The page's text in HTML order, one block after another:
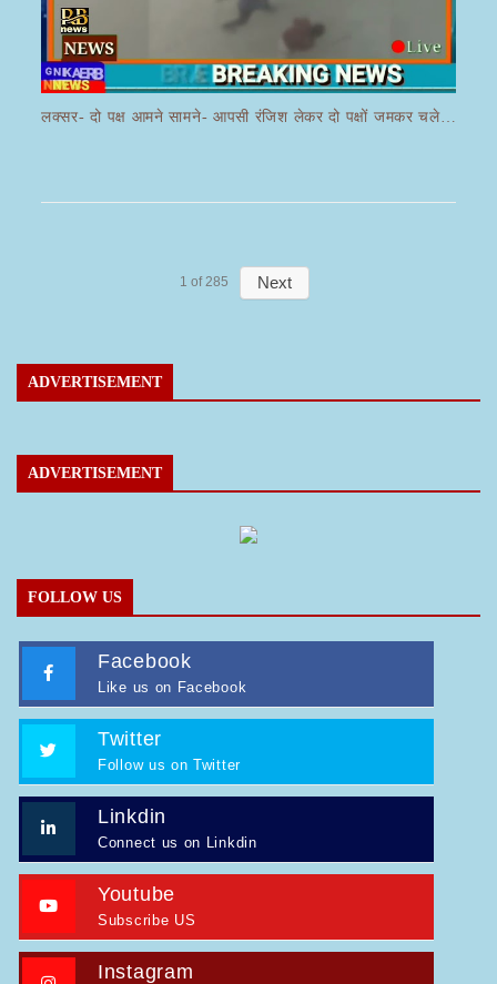
लक्सर- दो पक्ष आमने सामने- आपसी रंजिश लेकर दो पक्षों जमकर चले लाठी डंडे का वीडियो जमकर हो रहा वायरल
1 of 285 Next
ADVERTISEMENT
ADVERTISEMENT
FOLLOW US
Facebook
Like us on Facebook
Twitter
Follow us on Twitter
Linkdin
Connect us on Linkdin
Youtube
Subscribe US
Instagram